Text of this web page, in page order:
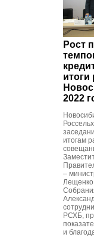
Рост
итоги
2022
итогам
–
Лещенко
РСХБ,
и